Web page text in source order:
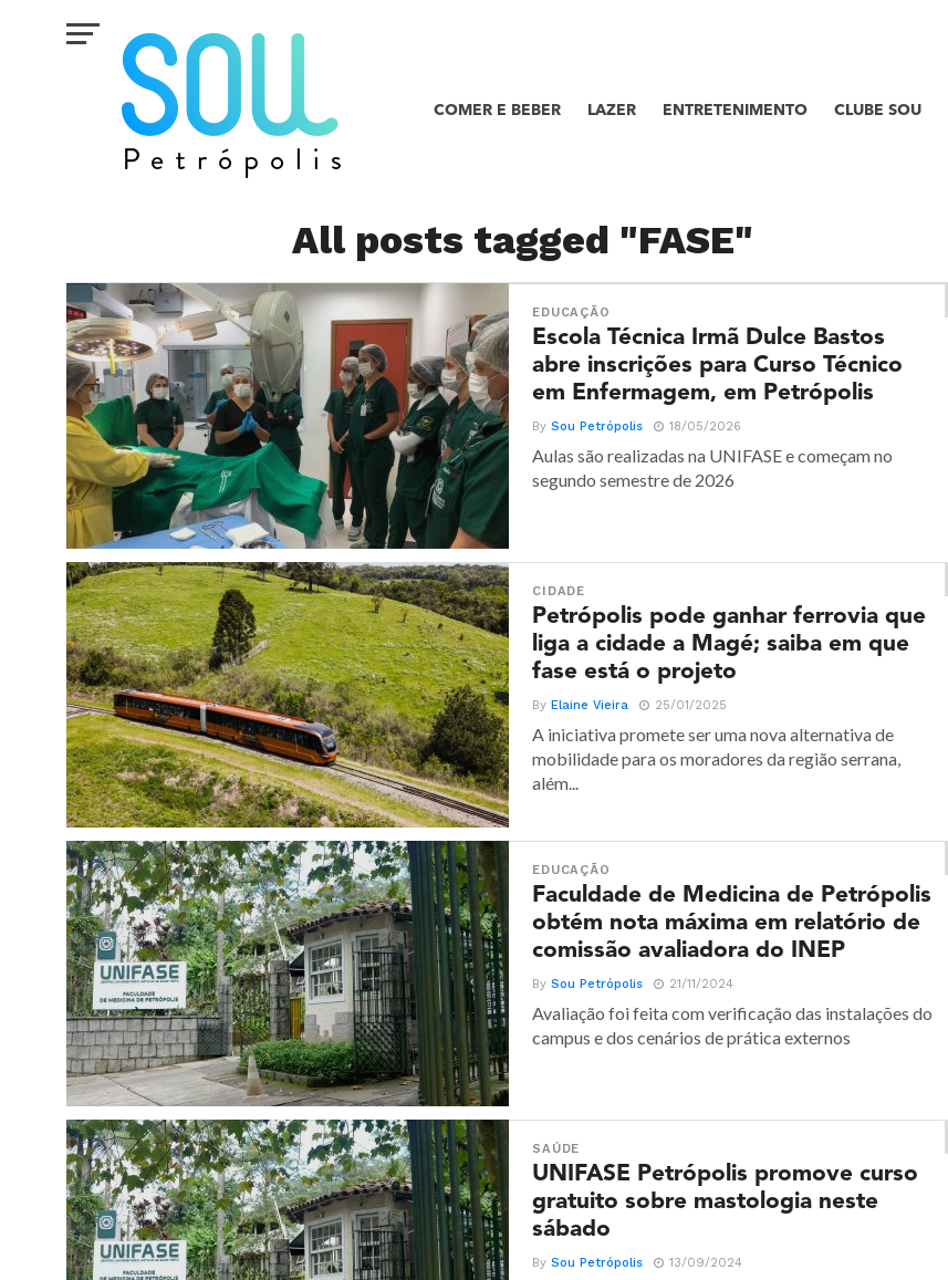
COMER E BEBER LAZER ENTRETENIMENTO CLUBE SOU
All posts tagged "FASE"
EDUCAÇÃO
Escola Técnica Irmã Dulce Bastos
abre inscrições para Curso Técnico
em Enfermagem, em Petrópolis
BySou Petrópolis 18/05/2026
Aulas são realizadas na UNIFASE e começam no
segundo semestre de 2026
CIDADE
Petrópolis pode ganhar ferrovia que
liga a cidade a Magé; saiba em que
fase está o projeto
ByElaine Vieira 25/01/2025
A iniciativa promete ser uma nova alternativa de
mobilidade para os moradores da região serrana,
além...
EDUCAÇÃO
Faculdade de Medicina de Petrópolis
obtém nota máxima em relatório de
comissão avaliadora do INEP
BySou Petrópolis 21/11/2024
Avaliação foi feita com verificação das instalações do
campus e dos cenários de prática externos
SAÚDE
UNIFASE Petrópolis promove curso
gratuito sobre mastologia neste
sábado
BySou Petrópolis 13/09/2024